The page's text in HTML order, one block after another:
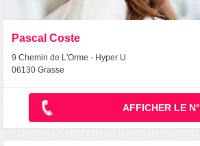
Pascal Coste
9 Chemin de L'Orme - Hyper U
06130 Grasse
AFFICHER LE N°